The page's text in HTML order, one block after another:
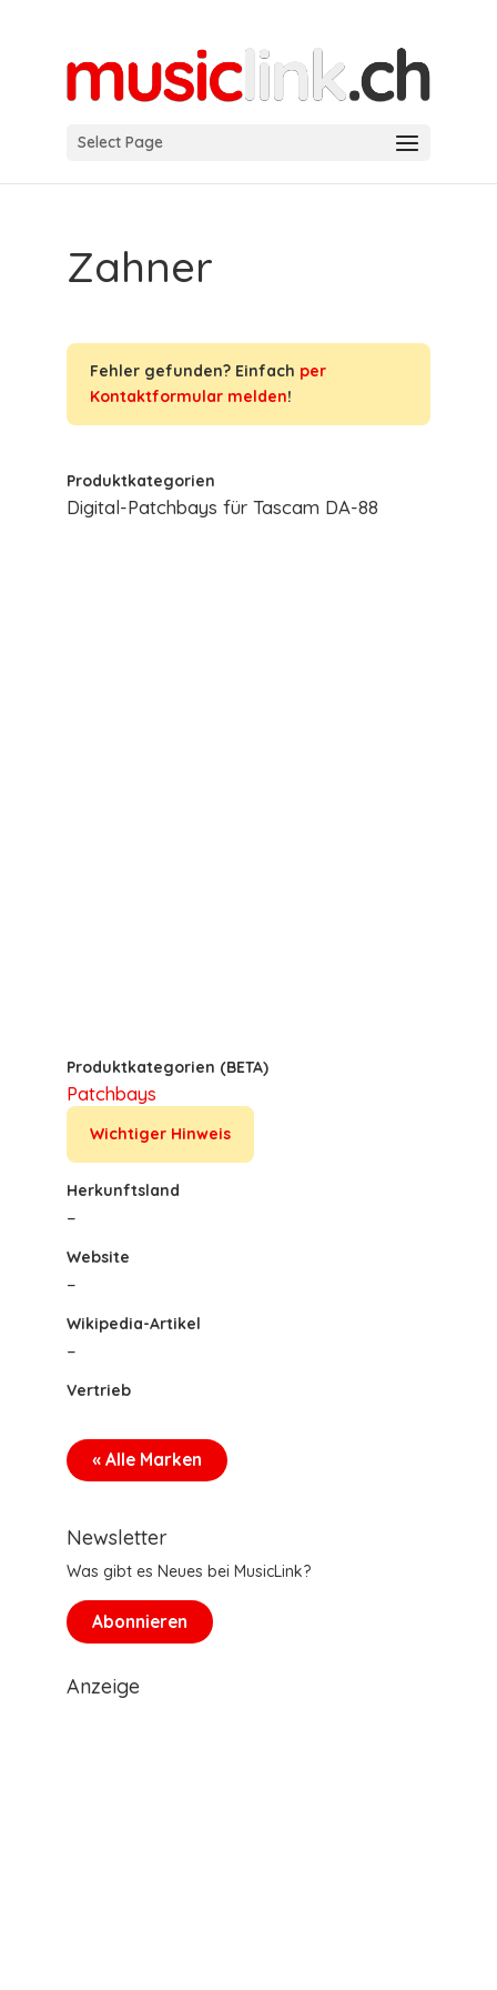
Select Page
Zahner
Fehler gefunden? Einfach per
Kontaktformular melden!
Produktkategorien
Digital-Patchbays für Tascam DA-88
Produktkategorien (BETA)
Patchbays
Wichtiger Hinweis
Herkunftsland
–
Website
–
Wikipedia-Artikel
–
Vertrieb
« Alle Marken
Newsletter
Was gibt es Neues bei MusicLink?
Abonnieren
Anzeige